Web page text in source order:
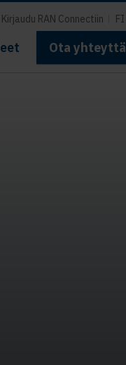
Ota yhteyttä
Kirjaudu RAN Connectiin FI